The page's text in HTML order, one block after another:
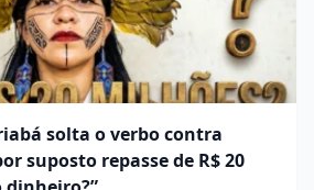
solta o verbo contra
suposto repasse de R$ 20